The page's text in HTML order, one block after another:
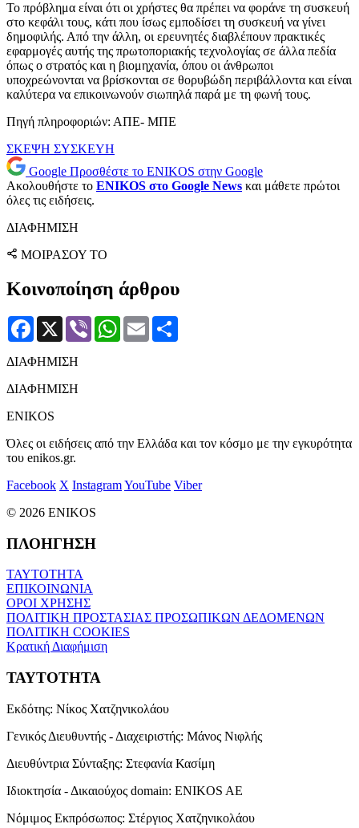
Το πρόβλημα είναι ότι οι χρήστες θα πρέπει να φοράνε τη συσκευή
στο κεφάλι τους, κάτι που ίσως εμποδίσει τη συσκευή να γίνει
δημοφιλής. Από την άλλη, οι ερευνητές διαβλέπουν πρακτικές
εφαρμογές αυτής της πρωτοποριακής τεχνολογίας σε άλλα πεδία
όπως ο στρατός και η βιομηχανία, όπου οι άνθρωποι
υποχρεώνονται να βρίσκονται σε θορυβώδη περιβάλλοντα και είναι
καλύτερα να επικοινωνούν σιωπηλά παρά με τη φωνή τους.
Πηγή πληροφοριών: ΑΠΕ- ΜΠΕ
ΣΚΕΨΗ ΣΥΣΚΕΥΗ
Google Προσθέστε το ENIKOS στην Google
Ακολουθήστε το ENIKOS στο Google News και μάθετε πρώτοι
όλες τις ειδήσεις.
ΔΙΑΦΗΜΙΣΗ
ΜΟΙΡΑΣΟΥ ΤΟ
Κοινοποίηση άρθρου
Facebook
X Viber WhatsApp
Email
ΔΙΑΦΗΜΙΣΗ
ΔΙΑΦΗΜΙΣΗ
ENIKOS
Όλες οι ειδήσεις από την Ελλάδα και τον κόσμο με την εγκυρότητα
του enikos.gr.
Facebook X InstagramYouTube Viber
© 2026 ENIKOS
ΠΛΟΗΓΗΣΗ
ΤΑΥΤΟΤΗΤΑ
ΕΠΙΚΟΙΝΩΝΙΑ
ΟΡΟΙ ΧΡΗΣΗΣ
ΠΟΛΙΤΙΚΗ ΠΡΟΣΤΑΣΙΑΣ ΠΡΟΣΩΠΙΚΩΝ ΔΕΔΟΜΕΝΩΝ
ΠΟΛΙΤΙΚΗ COOKIES
Κρατική Διαφήμιση
ΤΑΥΤΟΤΗΤΑ
Εκδότης: Νίκος Χατζηνικολάου
Γενικός Διευθυντής - Διαχειριστής: Μάνος Νιφλής
Διευθύντρια Σύνταξης: Στεφανία Κασίμη
Ιδιοκτησία - Δικαιούχος domain: ENIKOS AE
Νόμιμος Εκπρόσωπος: Στέργιος Χατζηνικολάου